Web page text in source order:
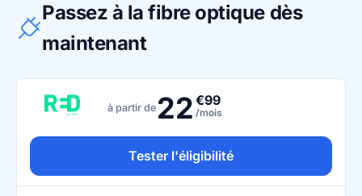
Passez à la fibre optique dès
maintenant
à partir de 22 €99
/mois
Tester l'éligibilité